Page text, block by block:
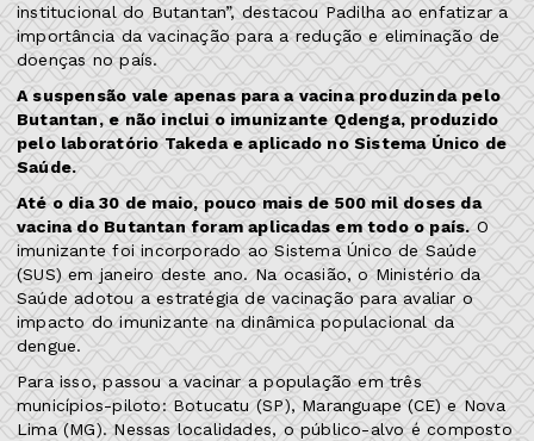
institucional do Butantan”, destacou Padilha ao enfatizar a
importância da vacinação para a redução e eliminação de
doenças no país.
A suspensão vale apenas para a vacina produzinda pelo
Butantan, e não inclui o imunizante Qdenga, produzido
pelo laboratório Takeda e aplicado no Sistema Único de
Saúde.
Até o dia 30 de maio, pouco mais de 500 mil doses da
vacina do Butantan foram aplicadas em todo o país.O
imunizante foi incorporado ao Sistema Único de Saúde
(SUS) em janeiro deste ano. Na ocasião, o Ministério da
Saúde adotou a estratégia de vacinação para avaliar o
impacto do imunizante na dinâmica populacional da
dengue.
Para isso, passou a vacinar a população em três
municípios-piloto: Botucatu (SP), Maranguape (CE) e Nova
Lima (MG). Nessas localidades, o público-alvo é composto